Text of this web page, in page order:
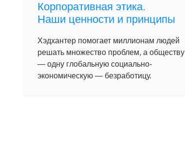
Корпоративная этика.
Наши ценности и принципы
Хэдхантер помогает миллионам людей
решать множество проблем, а обществу
— одну глобальную социально-
экономическую — безработицу.